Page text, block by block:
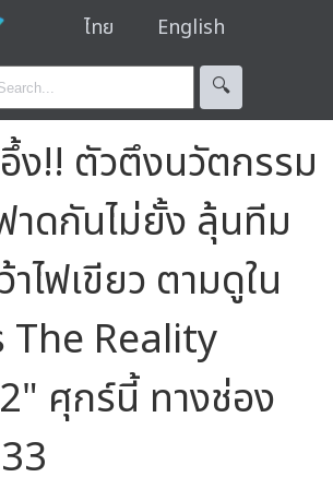
ไทย English
🔍︎
ง!! ตัวตึงนวัตกรรม
าดกันไม่ยั้ง ลุ้นทีม
าไฟเขียว ตามดูใน
The Reality
ศุกร์นี้ ทางช่อง